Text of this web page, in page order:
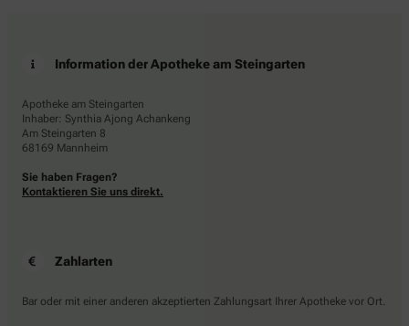
Information der Apotheke am Steingarten
Apotheke am Steingarten
Inhaber: Synthia Ajong Achankeng
Am Steingarten 8
68169 Mannheim
Sie haben Fragen?
Kontaktieren Sie uns direkt.
Zahlarten
Bar oder mit einer anderen akzeptierten Zahlungsart Ihrer Apotheke vor Ort.